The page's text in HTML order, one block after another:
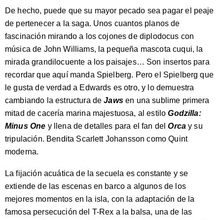
De hecho, puede que su mayor pecado sea pagar el peaje
de pertenecer a la saga. Unos cuantos planos de
fascinación mirando a los cojones de diplodocus con
música de John Williams, la pequeña mascota cuqui, la
mirada grandilocuente a los paisajes… Son insertos para
recordar que aquí manda Spielberg. Pero el Spielberg que
le gusta de verdad a Edwards es otro, y lo demuestra
cambiando la estructura deJawsen una sublime primera
mitad de cacería marina majestuosa, al estiloGodzilla:
Minus One y llena de detalles para el fan delOrca y su
tripulación. Bendita Scarlett Johansson como Quint
moderna.
La fijación acuática de la secuela es constante y se
extiende de las escenas en barco a algunos de los
mejores momentos en la isla, con la adaptación de la
famosa persecución del T-Rex a la balsa, una de las